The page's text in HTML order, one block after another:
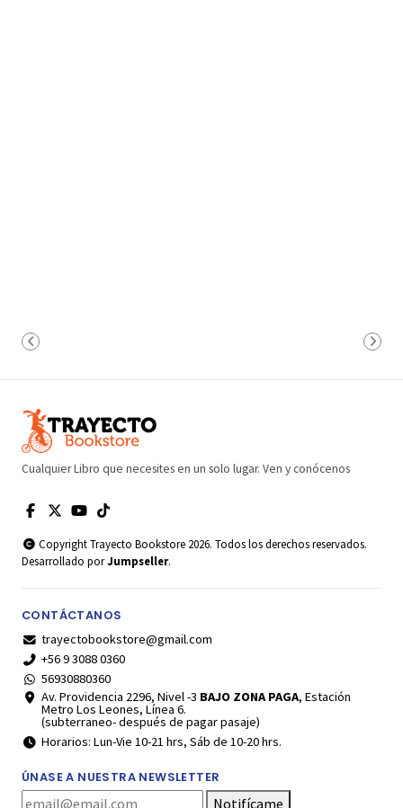
Cualquier Libro que necesites en un solo lugar. Ven y conócenos
Copyright Trayecto Bookstore 2026. Todos los derechos reservados.
Desarrollado porJumpseller.
CONTÁCTANOS
trayectobookstore@gmail.com
+56 9 3088 0360
56930880360
Av. Providencia 2296, Nivel -3 BAJO ZONA PAGA, Estación
Metro Los Leones, Línea 6.
(subterraneo- después de pagar pasaje)
Horarios: Lun-Vie 10-21 hrs, Sáb de 10-20 hrs.
ÚNASE A NUESTRA NEWSLETTER
Notifícame